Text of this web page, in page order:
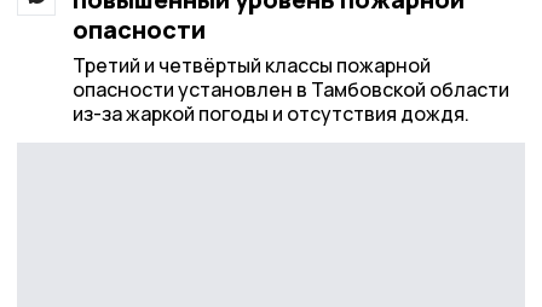
опасности
Третий и четвёртый классы пожарной
опасности установлен в Тамбовской области
из-за жаркой погоды и отсутствия дождя.